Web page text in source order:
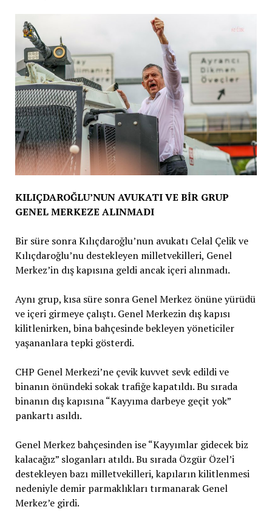
KILIÇDAROĞLU’NUN AVUKATI VE BİR GRUP
GENEL MERKEZE ALINMADI
Bir süre sonra Kılıçdaroğlu’nun avukatı Celal Çelik ve
Kılıçdaroğlu’nu destekleyen milletvekilleri, Genel
Merkez’in dış kapısına geldi ancak içeri alınmadı.
Aynı grup, kısa süre sonra Genel Merkez önüne yürüdü
ve içeri girmeye çalıştı. Genel Merkezin dış kapısı
kilitlenirken, bina bahçesinde bekleyen yöneticiler
yaşananlara tepki gösterdi.
CHP Genel Merkezi’ne çevik kuvvet sevk edildi ve
binanın önündeki sokak trafiğe kapatıldı. Bu sırada
binanın dış kapısına “Kayyıma darbeye geçit yok”
pankartı asıldı.
Genel Merkez bahçesinden ise “Kayyımlar gidecek biz
kalacağız” sloganları atıldı. Bu sırada Özgür Özel’i
destekleyen bazı milletvekilleri, kapıların kilitlenmesi
nedeniyle demir parmaklıkları tırmanarak Genel
Merkez’e girdi.